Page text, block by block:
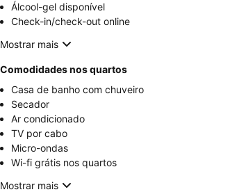
Álcool-gel disponível
Check-in/check-out online
Mostrar mais
Comodidades nos quartos
Casa de banho com chuveiro
Secador
Ar condicionado
TV por cabo
Micro-ondas
Wi-fi grátis nos quartos
Mostrar mais